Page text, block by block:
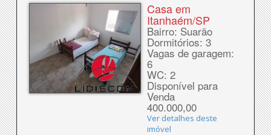
Casa em
Itanhaém/SP
Bairro: Suarão
Dormitórios: 3
Vagas de garagem:
6
WC: 2
Disponível para
Venda
400.000,00
Ver detalhes deste
imóvel